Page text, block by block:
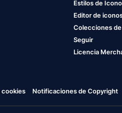
Estilos de
Editor de
Colecciones
Seguir
Licencia
cookies Notificaciones de Copyright